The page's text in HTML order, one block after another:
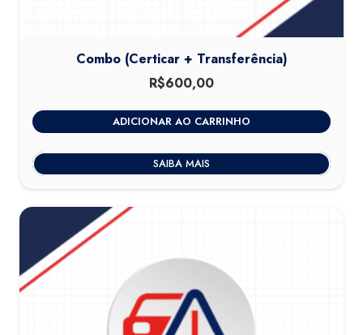
Combo (Certicar + Transferência)
R$600,00
ADICIONAR AO CARRINHO
SAIBA MAIS